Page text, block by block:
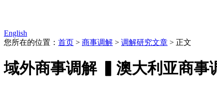
English
您所在的位置： 首页 > 商事调解 > 调解研究文章 > 正文
域外商事调解 ▍澳大利亚商事